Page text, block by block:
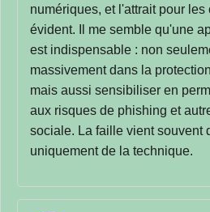
numériques, et l'attrait pour
évident. Il me semble qu'une
est indispensable : non
massivement dans la
mais aussi sensibiliser en
aux risques de phishing et
sociale. La faille vient souvent
uniquement de la technique.